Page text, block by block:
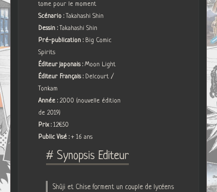
tome pour le moment
Scénario : Takahashi Shin
Dessin : Takahashi Shin
Pré-publication : Big Comic
Spirits
Éditeur japonais :Moon Light
Éditeur Français : Delcourt /
Tonkam
Année :2000 (nouvelle édition
de 2019)
Prix :12€50
Public Visé :+ 16 ans
# Synopsis Editeur
Shûji et Chise forment un couple de lycéens